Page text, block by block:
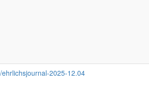
2025-12.04